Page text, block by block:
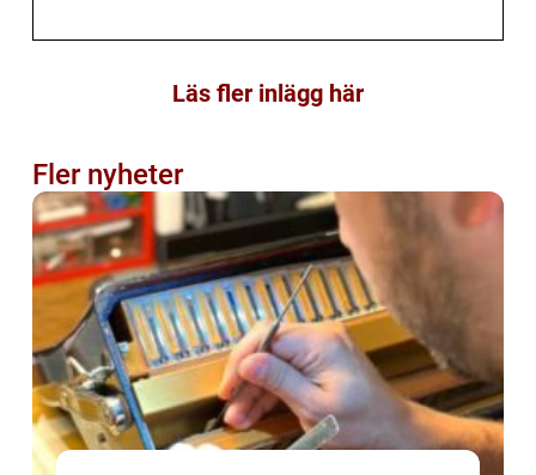
Läs fler inlägg här
Fler nyheter